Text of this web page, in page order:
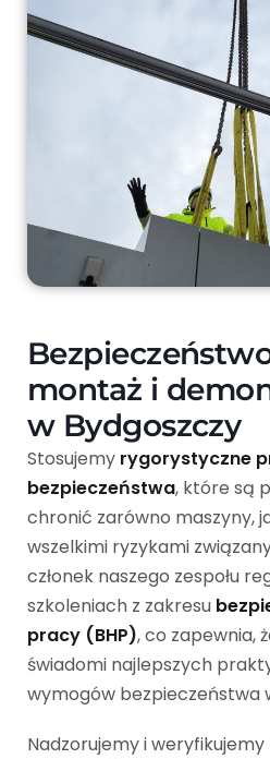
montaż i
w Bydgoszczy
Stosujemy rygorystyczne
bezpieczeństwa, które są
chronić zarówno maszyny,
wszelkimi ryzykami
członek naszego zespołu
szkoleniach z zakresu
pracy (BHP), co zapewnia,
świadomi najlepszych
wymogów bezpieczeństwa
Nadzorujemy i